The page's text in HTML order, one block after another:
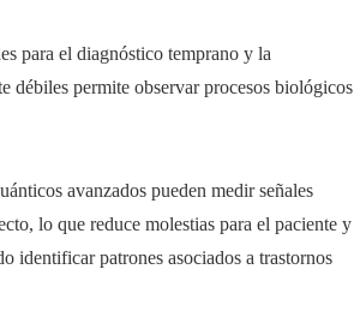
para el diagnóstico temprano y la
débiles permite observar procesos biológicos
avanzados pueden medir señales
lo que reduce molestias para el paciente y
identificar patrones asociados a trastornos